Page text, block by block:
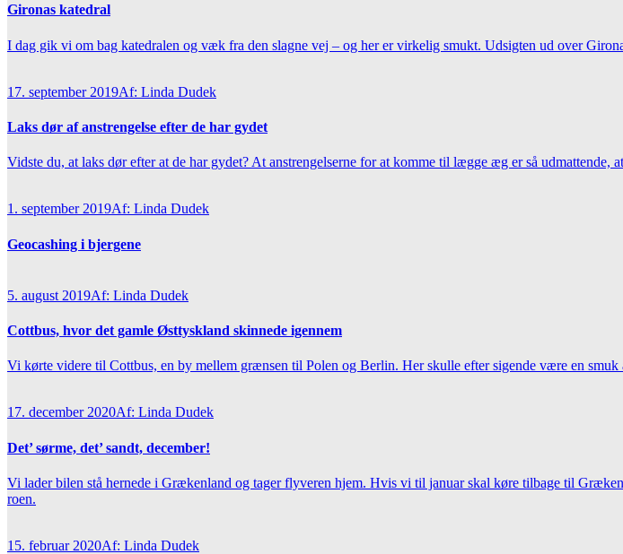
Gironas katedral
I dag gik vi om bag katedralen og væk fra den slagne vej – og her er virkelig smukt. Udsigten ud over
17. september 2019Af: Linda Dudek
Laks dør af anstrengelse efter de har gydet
Vidste du, at laks dør efter at de har gydet? At anstrengelserne for at komme til lægge æg er så
1. september 2019Af: Linda Dudek
Geocashing i bjergene
5. august 2019Af: Linda Dudek
Cottbus, hvor det gamle Østtyskland skinnede igennem
Vi kørte videre til Cottbus, en by mellem grænsen til Polen og Berlin. Her skulle efter sigende være en smuk
17. december 2020Af: Linda Dudek
Det’ sørme, det’ sandt, december!
Vi lader bilen stå hernede i Grækenland og tager flyveren hjem. Hvis vi til januar skal køre tilbage til
roen.
15. februar 2020Af: Linda Dudek